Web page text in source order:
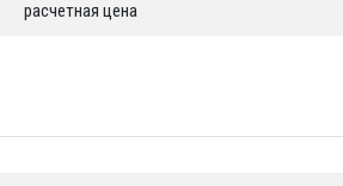
расчетная цена